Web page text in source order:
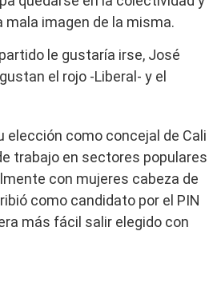
imagen de la misma.
le gustaría irse, José
el rojo -Liberal- y el
elección como concejal de Cali
trabajo en sectores populares
con mujeres cabeza de
como candidato por el PIN
más fácil salir elegido con